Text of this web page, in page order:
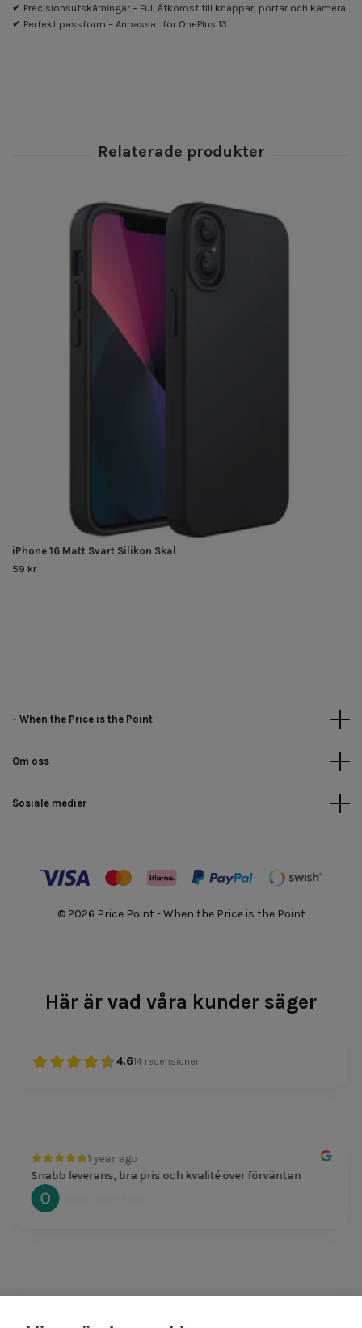
✔ Precisionsutskärningar – Full åtkomst till knappar, portar och kamera
✔ Perfekt passform – Anpassat för OnePlus 13
iPhone 16 Matt Svart Silikon Skal
59 kr
- When the Price is the Point
Om oss
Sosiale medier
© 2026 Price Point - When the Price is the Point
Här är vad våra kunder säger
4.614 recensioner
1 year ago
Snabb leverans, bra pris och kvalité över förväntan
Oscar Svensson